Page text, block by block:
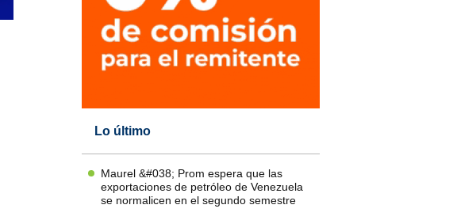
Lo último
Maurel &#038; Prom espera que las
exportaciones de petróleo de Venezuela
se normalicen en el segundo semestre